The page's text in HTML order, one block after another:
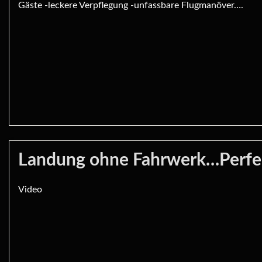
Gäste -leckere Verpflegung -unfassbare Flugmanöver….
Landung ohne
Video